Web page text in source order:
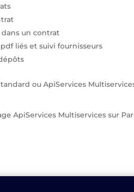
un contrat
liés et suivi fournisseurs
ou ApiServices
ApiServices Multiservices sur